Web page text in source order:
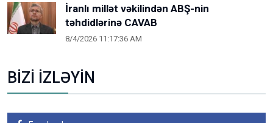
İranlı millət vəkilindən ABŞ-nin
təhdidlərinə CAVAB
8/4/2026 11:17:36 AM
BİZİ İZLƏYİN